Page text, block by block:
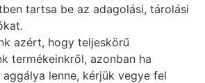
tartsa be az adagolási, tárolási
azért, hogy teljeskörű
termékeinkről, azonban ha
lenne, kérjük vegye fel